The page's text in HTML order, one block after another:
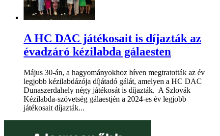
A HC DAC játékosait is díjazták az
évadzáró kézilabda gálaesten
Május 30-án, a hagyományokhoz híven megtratották az év
legjobb kézilabdázója díjátadó gálát, amelyen a HC DAC
Dunaszerdahely négy játékosát is díjazták. A Szlovák
Kézilabda-szövetség gálaestjén a 2024-es év legjobb
játékosait díjazták...